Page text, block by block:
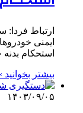
ارتباط فردا:
ایمنی
استحکام
بیشتر بخوانید
۱۴۰۳/۰۹/۰۵